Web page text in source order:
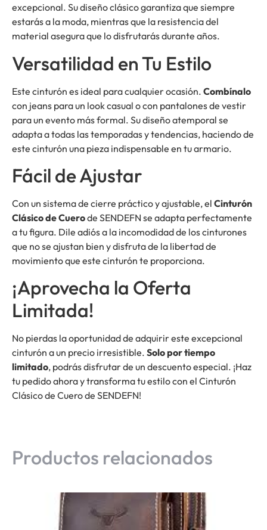
excepcional. Su diseño clásico garantiza que siempre
estarás a la moda, mientras que la resistencia del
material asegura que lo disfrutarás durante años.
Versatilidad en Tu Estilo
Este cinturón es ideal para cualquier ocasión. Combínalo
con jeans para un look casual o con pantalones de vestir
para un evento más formal. Su diseño atemporal se
adapta a todas las temporadas y tendencias, haciendo de
este cinturón una pieza indispensable en tu armario.
Fácil de Ajustar
Con un sistema de cierre práctico y ajustable, el Cinturón
Clásico de Cuerode SENDEFN se adapta perfectamente
a tu figura. Dile adiós a la incomodidad de los cinturones
que no se ajustan bien y disfruta de la libertad de
movimiento que este cinturón te proporciona.
¡Aprovecha la Oferta
Limitada!
No pierdas la oportunidad de adquirir este excepcional
cinturón a un precio irresistible. Solo por tiempo
limitado, podrás disfrutar de un descuento especial. ¡Haz
tu pedido ahora y transforma tu estilo con el Cinturón
Clásico de Cuero de SENDEFN!
Productos relacionados